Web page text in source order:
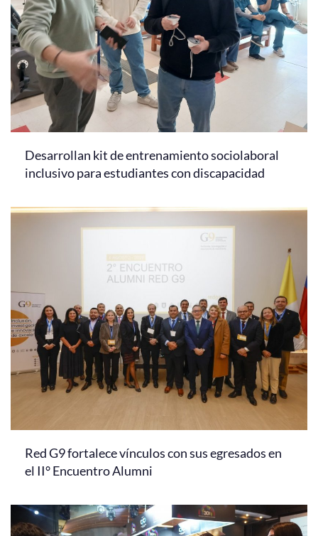
Desarrollan kit de entrenamiento sociolaboral
inclusivo para estudiantes con discapacidad
Red G9 fortalece vínculos con sus egresados en
el II° Encuentro Alumni